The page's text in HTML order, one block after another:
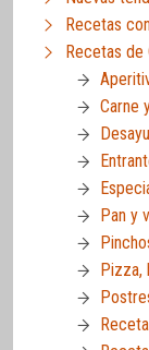
Recetas
Recetas de
Carne
Pan y
Pizza,